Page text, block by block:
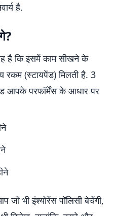
है.
है कि इसमें काम सीखने के
रकम (स्टायपेंड) मिलती है. 3
आपके परफॉर्मेंस के आधार पर
भी इंश्योरेंस पॉलिसी बेचेंगी,